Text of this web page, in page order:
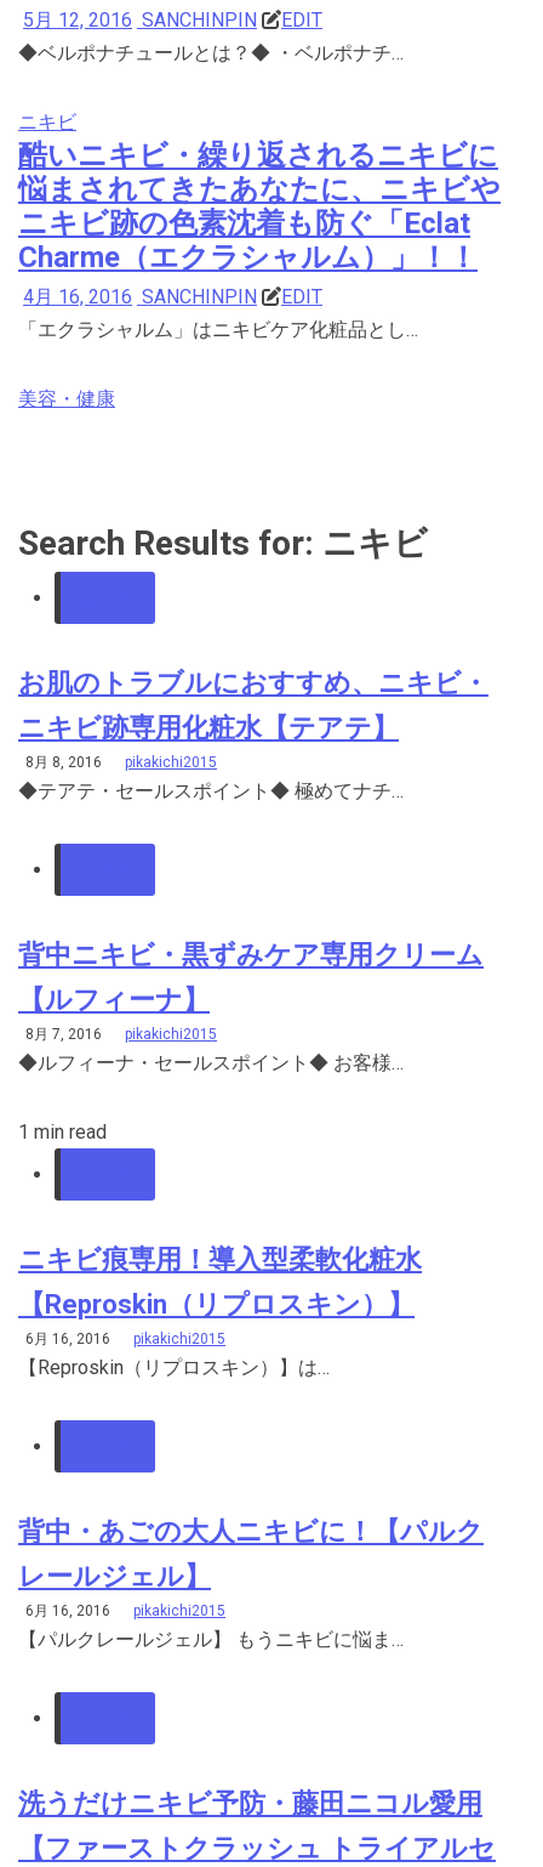
5月 12, 2016 SANCHINPIN
EDIT
◆ベルポナチュールとは？◆ ・ベルポナチ…
ニキビ
酷いニキビ・繰り返されるニキビに
悩まされてきたあなたに、ニキビや
ニキビ跡の色素沈着も防ぐ「Eclat
Charme（エクラシャルム）」！！
4月 16, 2016 SANCHINPIN
EDIT
「エクラシャルム」はニキビケア化粧品とし…
美容・健康
Search Results for: ニキビ
お肌のトラブルにおすすめ、ニキビ・
ニキビ跡専用化粧水【テアテ】
8月 8, 2016 pikakichi2015
◆テアテ・セールスポイント◆ 極めてナチ…
背中ニキビ・黒ずみケア専用クリーム
【ルフィーナ】
8月 7, 2016 pikakichi2015
◆ルフィーナ・セールスポイント◆ お客様…
1 min read
ニキビ痕専用！導入型柔軟化粧水
【Reproskin（リプロスキン）】
6月 16, 2016 pikakichi2015
【Reproskin（リプロスキン）】は…
背中・あごの大人ニキビに！【パルク
レールジェル】
6月 16, 2016 pikakichi2015
【パルクレールジェル】 もうニキビに悩ま…
洗うだけニキビ予防・藤田ニコル愛用
【ファーストクラッシュ トライアルセ